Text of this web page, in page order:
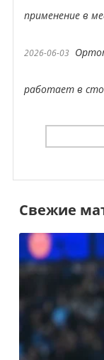
применение в
2026-06-03
работает в
Свежие